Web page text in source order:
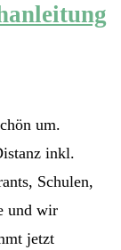
um.
inkl.
Schulen,
und wir
jetzt